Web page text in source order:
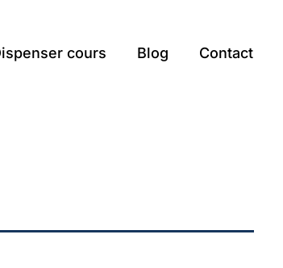
cours Blog Contact